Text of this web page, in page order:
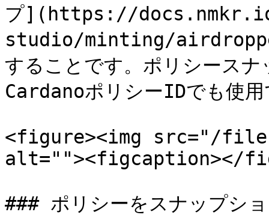
プ](https://
studio/minting/
することです。ポリシース
CardanoポリシーIDでも使用
<figure><img src="/
alt=""><figcaption></
### ポリシーをスナップシ